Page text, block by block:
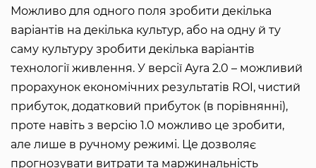
Можливо для одного поля зробити декілька
варіантів на декілька культур, або на одну й ту
саму культуру зробити декілька варіантів
технології живлення. У версії Ayra 2.0 – можливий
прорахунок економічних результатів ROI, чистий
прибуток, додатковий прибуток (в порівнянні),
проте навіть з версію 1.0 можливо це зробити,
але лише в ручному режимі. Це дозволяє
прогнозувати витрати та маржинальність